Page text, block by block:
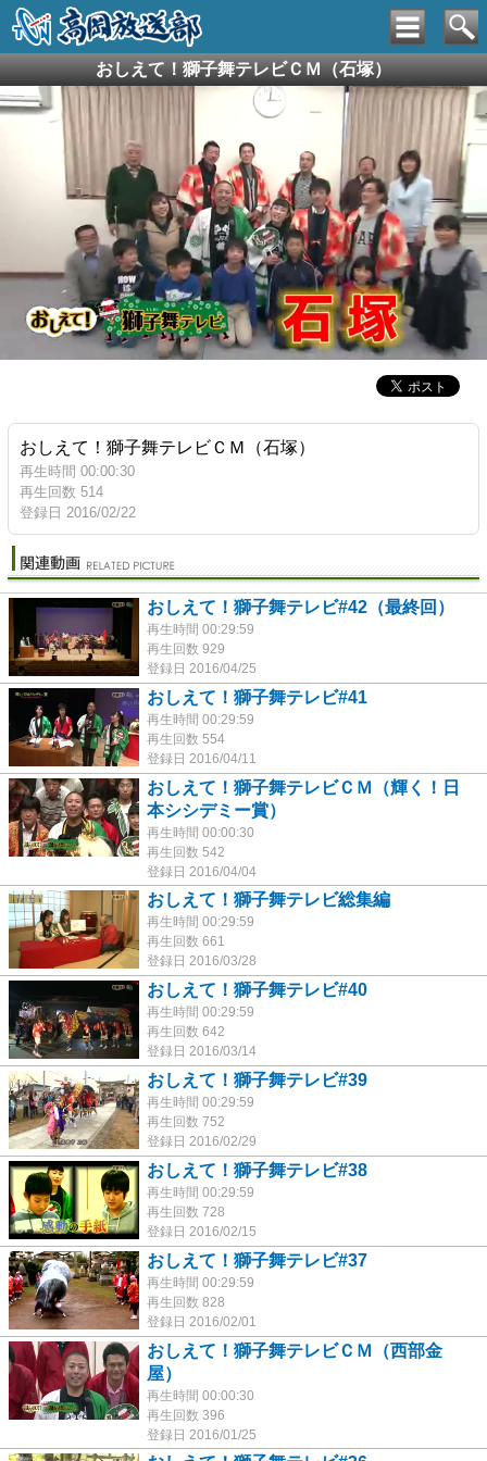
おしえて！獅子舞テレビＣＭ（石塚）
おしえて！獅子舞テレビＣＭ（石塚）
再生時間 00:00:30
再生回数 514
登録日 2016/02/22
おしえて！獅子舞テレビ#42（最終回）
再生時間 00:29:59
再生回数 929
登録日 2016/04/25
おしえて！獅子舞テレビ#41
再生時間 00:29:59
再生回数 554
登録日 2016/04/11
おしえて！獅子舞テレビＣＭ（輝く！日
本シシデミー賞）
再生時間 00:00:30
再生回数 542
登録日 2016/04/04
おしえて！獅子舞テレビ総集編
再生時間 00:29:59
再生回数 661
登録日 2016/03/28
おしえて！獅子舞テレビ#40
再生時間 00:29:59
再生回数 642
登録日 2016/03/14
おしえて！獅子舞テレビ#39
再生時間 00:29:59
再生回数 752
登録日 2016/02/29
おしえて！獅子舞テレビ#38
再生時間 00:29:59
再生回数 728
登録日 2016/02/15
おしえて！獅子舞テレビ#37
再生時間 00:29:59
再生回数 828
登録日 2016/02/01
おしえて！獅子舞テレビＣＭ（西部金
屋）
再生時間 00:00:30
再生回数 396
登録日 2016/01/25